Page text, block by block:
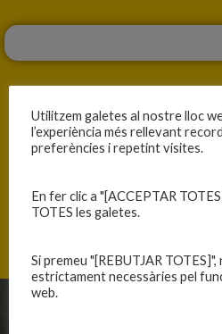
ANTERIOR
Utilitzem galetes al nostre lloc
l’experiència més rellevant
preferències i repetint visites.
En fer clic a "[ACCEPTAR
TOTES les galetes.
Si premeu "[REBUTJAR
estrictament necessàries pel
web.